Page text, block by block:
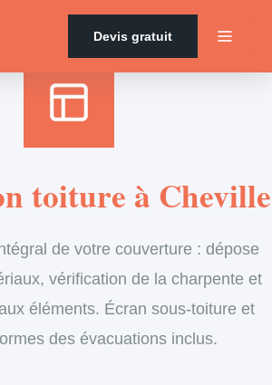
Devis gratuit
toiture à Cheville
de votre couverture : dépose
vérification de la charpente et
éléments. Écran sous-toiture et
des évacuations inclus.